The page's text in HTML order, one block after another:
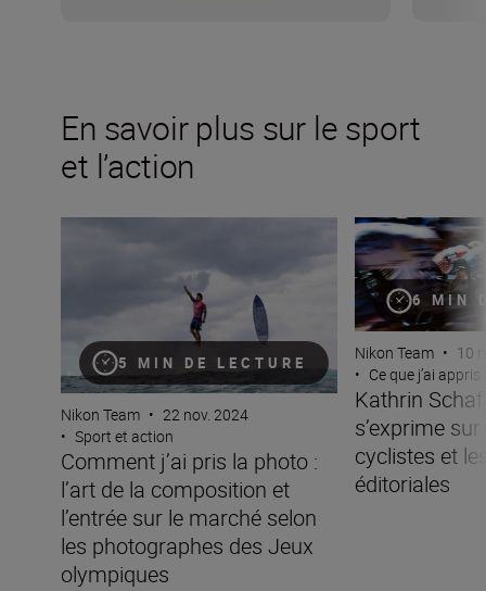
En savoir plus sur le sport
et l’action
5 MIN DE LECTURE
Comment j’ai pris la photo : l’art de la composition et
Nikon Team • 22 nov. 2024
• Sport et action
Comment j’ai pris la photo :
l’art de la composition et
l’entrée sur le marché selon
les photographes des Jeux
olympiques
6 MIN
Kathrin
Nikon Team • 10
• Ce que j’ai
Kathrin
s’exprime
cyclistes et
éditoriales